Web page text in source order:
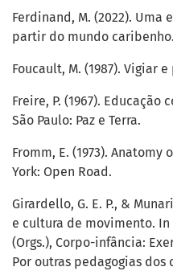
Ferdinand, M. (2022). Uma
partir do mundo
Foucault, M. (1987). Vigiar
Freire, P. (1967).
São Paulo: Paz e Terra.
Fromm, E. (1973).
York: Open Road.
Girardello, G. E. P., &
e cultura de movimento. In
(Orgs.), Corpo-infância:
Por outras pedagogias dos